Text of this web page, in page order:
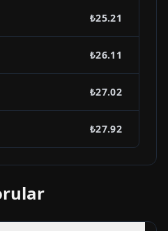
₺25.21
₺26.11
₺27.02
₺27.92